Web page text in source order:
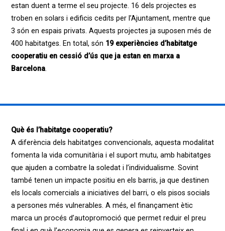
estan duent a terme el seu projecte. 16 dels projectes es
troben en solars i edificis cedits per l’Ajuntament, mentre que
3 són en espais privats. Aquests projectes ja suposen més de
400 habitatges. En total, són 19 experiències d’habitatge
cooperatiu en cessió d’ús que ja estan en marxa a
Barcelona.
Què és l’habitatge cooperatiu?
A diferència dels habitatges convencionals, aquesta modalitat
fomenta la vida comunitària i el suport mutu, amb habitatges
que ajuden a combatre la soledat i l’individualisme. Sovint
també tenen un impacte positiu en els barris, ja que destinen
els locals comercials a iniciatives del barri, o els pisos socials
a persones més vulnerables. A més, el finançament ètic
marca un procés d’autopromoció que permet reduir el preu